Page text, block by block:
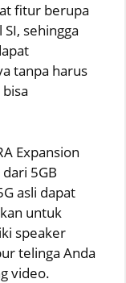
fitur berupa
sehingga
tanpa harus
Expansion
5GB
asli dapat
untuk
speaker
telinga Anda
video.